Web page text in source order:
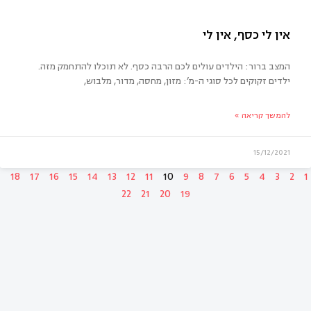
בת 21המצב ברור: הילדים עולים לכם הרבה כסף. לא תוכלו להתחמק מזה.
ילדים זקוקים לכל סוגי ה-מ’: מזון, מחסה, מדור, מלבוש,
להמשך קריאה »
15/12/2021
1
2
3
4
5
6
7
8
9
10
11
12
13
14
15
16
17
18
19
20
21
22